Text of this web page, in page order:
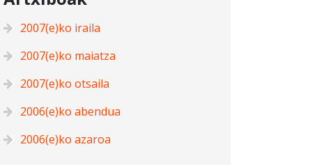
2007(e)ko iraila
2007(e)ko maiatza
2007(e)ko otsaila
2006(e)ko abendua
2006(e)ko azaroa